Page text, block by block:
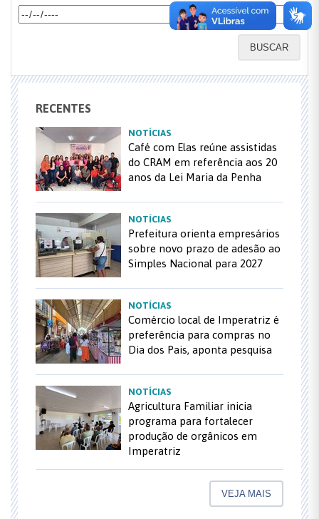
BUSCAR
RECENTES
NOTÍCIAS
Café com Elas reúne assistidas
do CRAM em referência aos 20
anos da Lei Maria da Penha
NOTÍCIAS
Prefeitura orienta empresários
sobre novo prazo de adesão ao
Simples Nacional para 2027
NOTÍCIAS
Comércio local de Imperatriz é
preferência para compras no
Dia dos Pais, aponta pesquisa
NOTÍCIAS
Agricultura Familiar inicia
programa para fortalecer
produção de orgânicos em
Imperatriz
VEJA MAIS